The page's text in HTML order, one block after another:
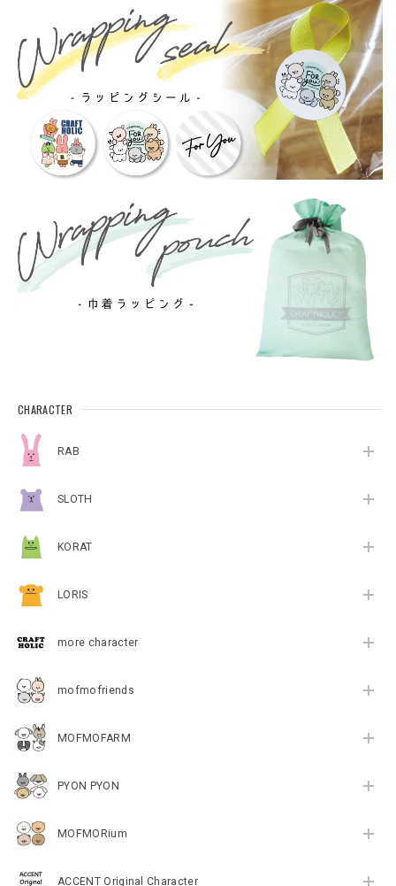
CHARACTER
RAB
SLOTH
KORAT
LORIS
more character
mofmofriends
MOFMOFARM
PYON PYON
MOFMORium
ACCENT Original Character